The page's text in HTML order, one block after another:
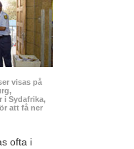
visas på
i Sydafrika,
att få ner
ofta i